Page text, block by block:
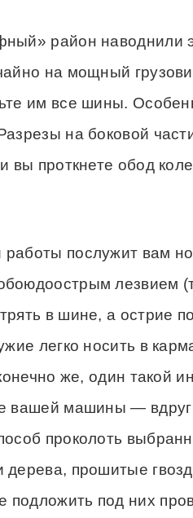
район наводнили
на мощный
им все шины.
на боковой
вы проткнете обод
послужит вам
лезвием
в шине, а острие
легко носить в
же, один такой
вашей машины —
проколоть
прошитые
подложить под них